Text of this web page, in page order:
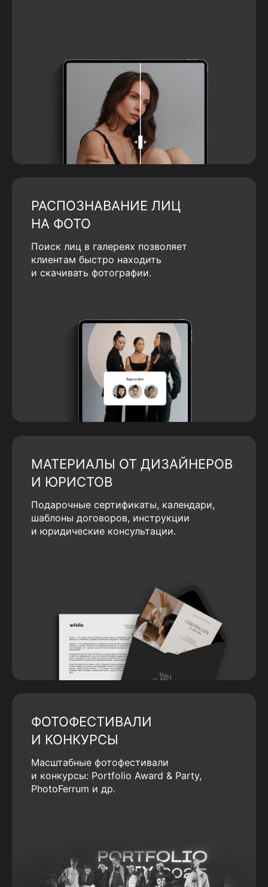
РАСПОЗНАВАНИЕ ЛИЦ
НА ФОТО
Поиск лиц в галереях позволяет
клиентам быстро находить
и скачивать фотографии.
МАТЕРИАЛЫ ОТ ДИЗАЙНЕРОВ
И ЮРИСТОВ
Подарочные сертификаты, календари,
шаблоны договоров, инструкции
и юридические консультации.
ФОТОФЕСТИВАЛИ
И КОНКУРСЫ
Масштабные фотофестивали
и конкурсы: Portfolio Award & Party,
PhotoFerrum и др.